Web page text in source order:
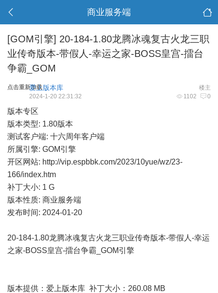
商业服务端
[GOM引擎] 20-184-1.80龙腾冰魂复古火龙三职
业传奇版本-带假人-幸运之家-BOSS皇宫-擂台
争霸_GOM
点击重新加载 楼主
爱上版本库
1102 0
2024-1-20 22:31:32
版本专区
版本类型: 1.80版本
测试客户端: 十六周年客户端
所属引擎: GOM引擎
开区网站: http://vip.espbbk.com/2023/10yue/wz/23-
166/index.htm
补丁大小: 1 G
版本性质: 商业服务端
发布时间: 2024-01-20
20-184-1.80龙腾冰魂复古火龙三职业传奇版本-带假人-幸运
之家-BOSS皇宫-擂台争霸_GOM引擎
版本提供：爱上版本库 补丁大小：260.08 MB